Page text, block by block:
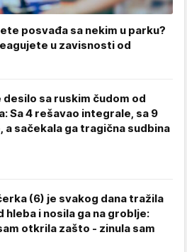
posvađa sa nekim u parku?
u zavisnosti od
desilo sa ruskim čudom od
Sa 4 rešavao integrale, sa 9
a sačekala ga tragična sudbina
(6) je svakog dana tražila
hleba i nosila ga na groblje:
otkrila zašto - zinula sam